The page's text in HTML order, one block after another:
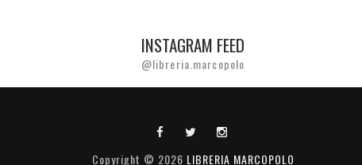
INSTAGRAM FEED
@libreria.marcopolo
Copyright © 2026 LIBRERIA MARCOPOLO